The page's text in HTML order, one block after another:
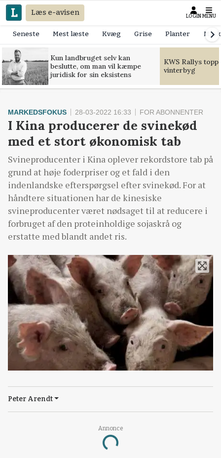
Læs e-avisen LOGIN MENU
Seneste Mest læste Kvæg Grise Planter
Kun landbruget selv kan
beslutte, om man vil kæmpe
juridisk for sin eksistens
KWS Rallys
vinterbyg
Annonce
MARKEDSFOKUS 28-03-2022 16:33 FOR ABONNENTER
I Kina producerer de svinekød
med et stort økonomisk tab
Svineproducenter i Kina oplever rekordstore tab på
grund at høje foderpriser og et fald i den
indenlandske efterspørgsel efter svinekød. For at
håndtere situationen har de kinesiske
svineproducenter været nødsaget til at reducere i
forbruget af den proteinholdige sojaskrå og
erstatte med blandt andet ris.
Peter Arendt